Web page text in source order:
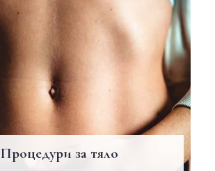
Процедури за тяло